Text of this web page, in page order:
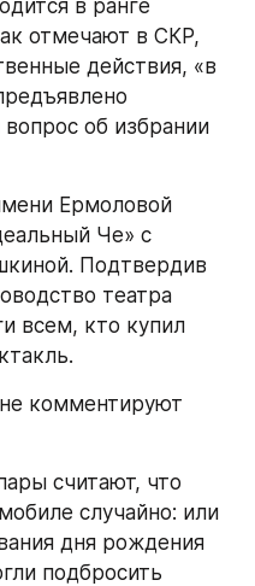
в ранге
отмечают в СКР,
действия, «в
об избрании
Че» с
Подтвердив
театра
всем, кто купил
случайно: или
дня рождения
подбросить